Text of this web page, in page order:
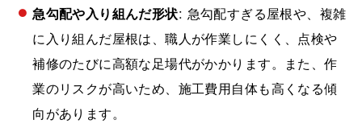
急勾配や入り組んだ形状: 急勾配すぎる屋根や、複雑
に入り組んだ屋根は、職人が作業しにくく、点検や
補修のたびに高額な足場代がかかります。また、作
業のリスクが高いため、施工費用自体も高くなる傾
向があります。